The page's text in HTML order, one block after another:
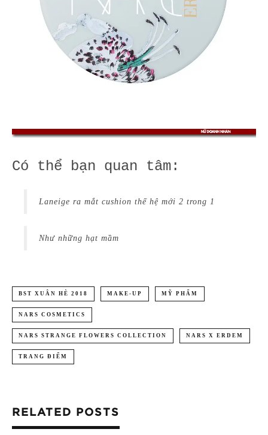
Có thể bạn quan tâm:
Laneige ra mắt cushion thế hệ mới 2 trong 1
Như những hạt mầm
BST XUÂN HÈ 2018 MAKE-UP MỸ PHẨM
NARS COSMETICS
NARS STRANGE FLOWERS COLLECTION NARS X ERDEM
TRANG ĐIỂM
RELATED POSTS